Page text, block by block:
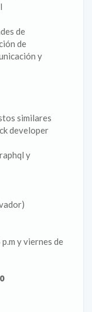
de
de
y
similares
developer
y
y viernes de